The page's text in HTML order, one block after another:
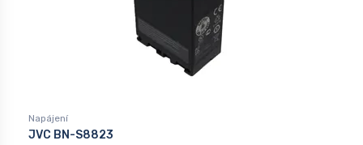
Napájení
JVC BN-S8823